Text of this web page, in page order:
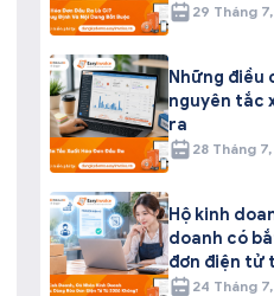
29 Tháng
Những điều
nguyên tắc
ra
28 Tháng
Hộ kinh
doanh có
đơn điện tử
24 Tháng